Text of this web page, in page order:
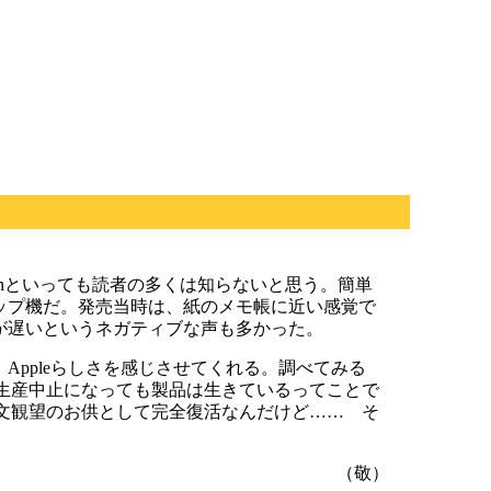
といっても読者の多くは知らないと思う。簡単
機だ。発売当時は、紙のメモ帳に近い感覚で
いというネガティブな声も多かった。
らしさを感じさせてくれる。調べてみる
産中止になっても製品は生きているってことで
文観望のお供として完全復活なんだけど…… そ
（敬）